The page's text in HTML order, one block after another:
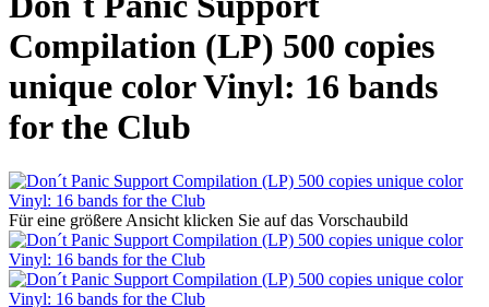
Compilation (LP) 500 copies
unique color Vinyl: 16 bands
for the Club
Für eine größere Ansicht klicken Sie auf das Vorschaubild